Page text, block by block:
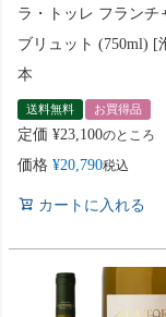
ラ・トッレ フランチ
ブリュット (750ml) [
本
送料無料 お買得品
定価 ¥23,100のところ
価格 ¥20,790税込
カートに入れる